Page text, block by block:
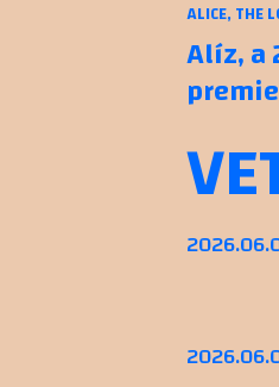
ALICE, THE
Alíz, a